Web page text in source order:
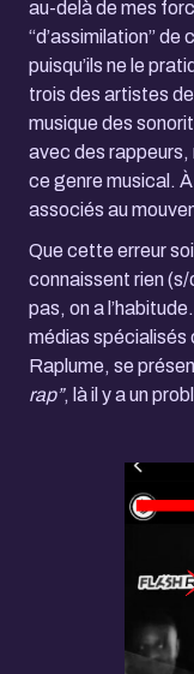
au-delà de mes
“d’assimilation”
puisqu’ils ne le
trois des artistes de
musique des
avec des rappeurs,
ce genre musical.
associés au
Que cette erreur
connaissent rien
pas, on a
médias
Raplume, se
rap”, là il y a un